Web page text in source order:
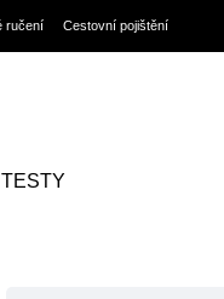
ručení Cestovní pojištění
TESTY